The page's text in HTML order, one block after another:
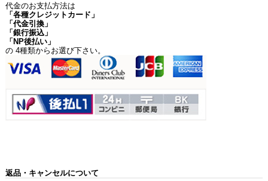
代金のお支払方法は
「各種クレジットカード」
「代金引換」
「銀行振込」
「NP後払い」
の 4種類からお選び下さい。
返品・キャンセルについて